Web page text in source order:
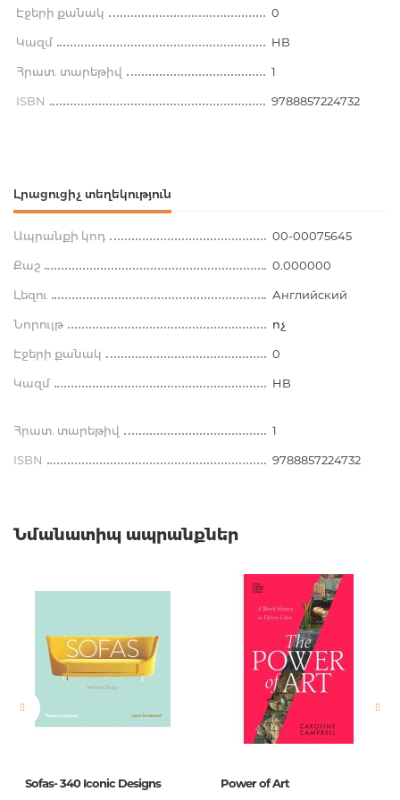
Էջերի քանակ 0
Կազմ HB
Հրատ. տարեթիվ 1
ISBN 9788857224732
Լրացուցիչ տեղեկություն
Ապրանքի կոդ 00-00075645
Քաշ 0.000000
Լեզու Английский
Նորույթ ոչ
Էջերի քանակ 0
Կազմ HB
Հրատ. տարեթիվ 1
ISBN 9788857224732
Նմանատիպ ապրանքներ
Sofas- 340 Iconic Designs Power of Art